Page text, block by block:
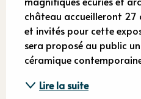
château accueilleront 27
et invités pour cette
sera proposé au public
céramique
Lire la suite